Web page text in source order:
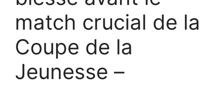
match crucial de la
Coupe de la
Jeunesse –